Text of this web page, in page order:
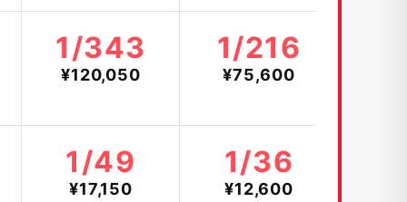
1/343
¥120,050
1/216
¥75,600
1/49
¥17,150
1/36
¥12,600